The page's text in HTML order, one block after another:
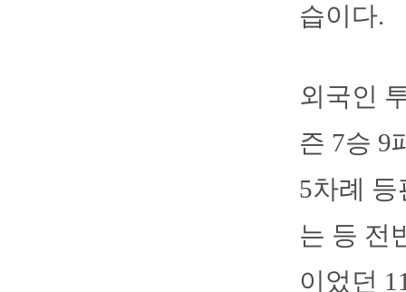
습이다.
외국인
즌 7승 9
5차례 등
는 등 전
이었던